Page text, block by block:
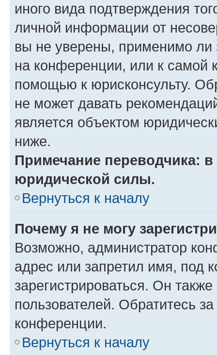
иного вида подтверждения
личной информации от
вы не уверены, применимо ли
на конференции, или к самой
помощью к юрисконсульту.
не может давать
является объектом
ниже.
Примечание переводчика:
юридической силы.
Вернуться к началу
Почему я не могу
Возможно, администратор
адрес или запретил имя, под
зарегистрироваться. Он
пользователей. Обратитесь
конференции.
Вернуться к началу